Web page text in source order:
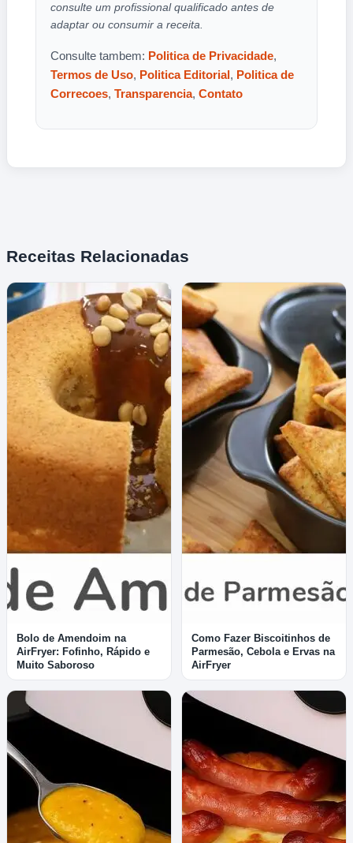
consulte um profissional qualificado antes de
adaptar ou consumir a receita.
Consulte tambem: Politica de Privacidade,
Termos de Uso, Politica Editorial, Politica de
Correcoes, Transparencia, Contato
Receitas Relacionadas
Bolo de Amendoim na
AirFryer: Fofinho, Rápido e
Muito Saboroso
Como Fazer Biscoitinhos de
Parmesão, Cebola e Ervas na
AirFryer